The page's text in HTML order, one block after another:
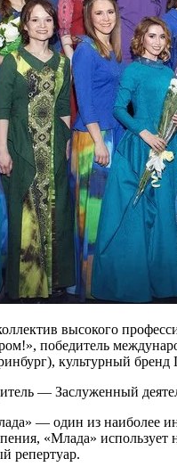
высокого
победитель
культурный
— Заслуженный
— один из наиболее
«Млада»
репертуар.